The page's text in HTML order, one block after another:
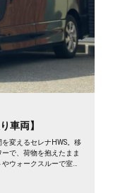
車両】
変えるセレナHWS。移
で、荷物を抱えたまま
ウォークスルーで室内